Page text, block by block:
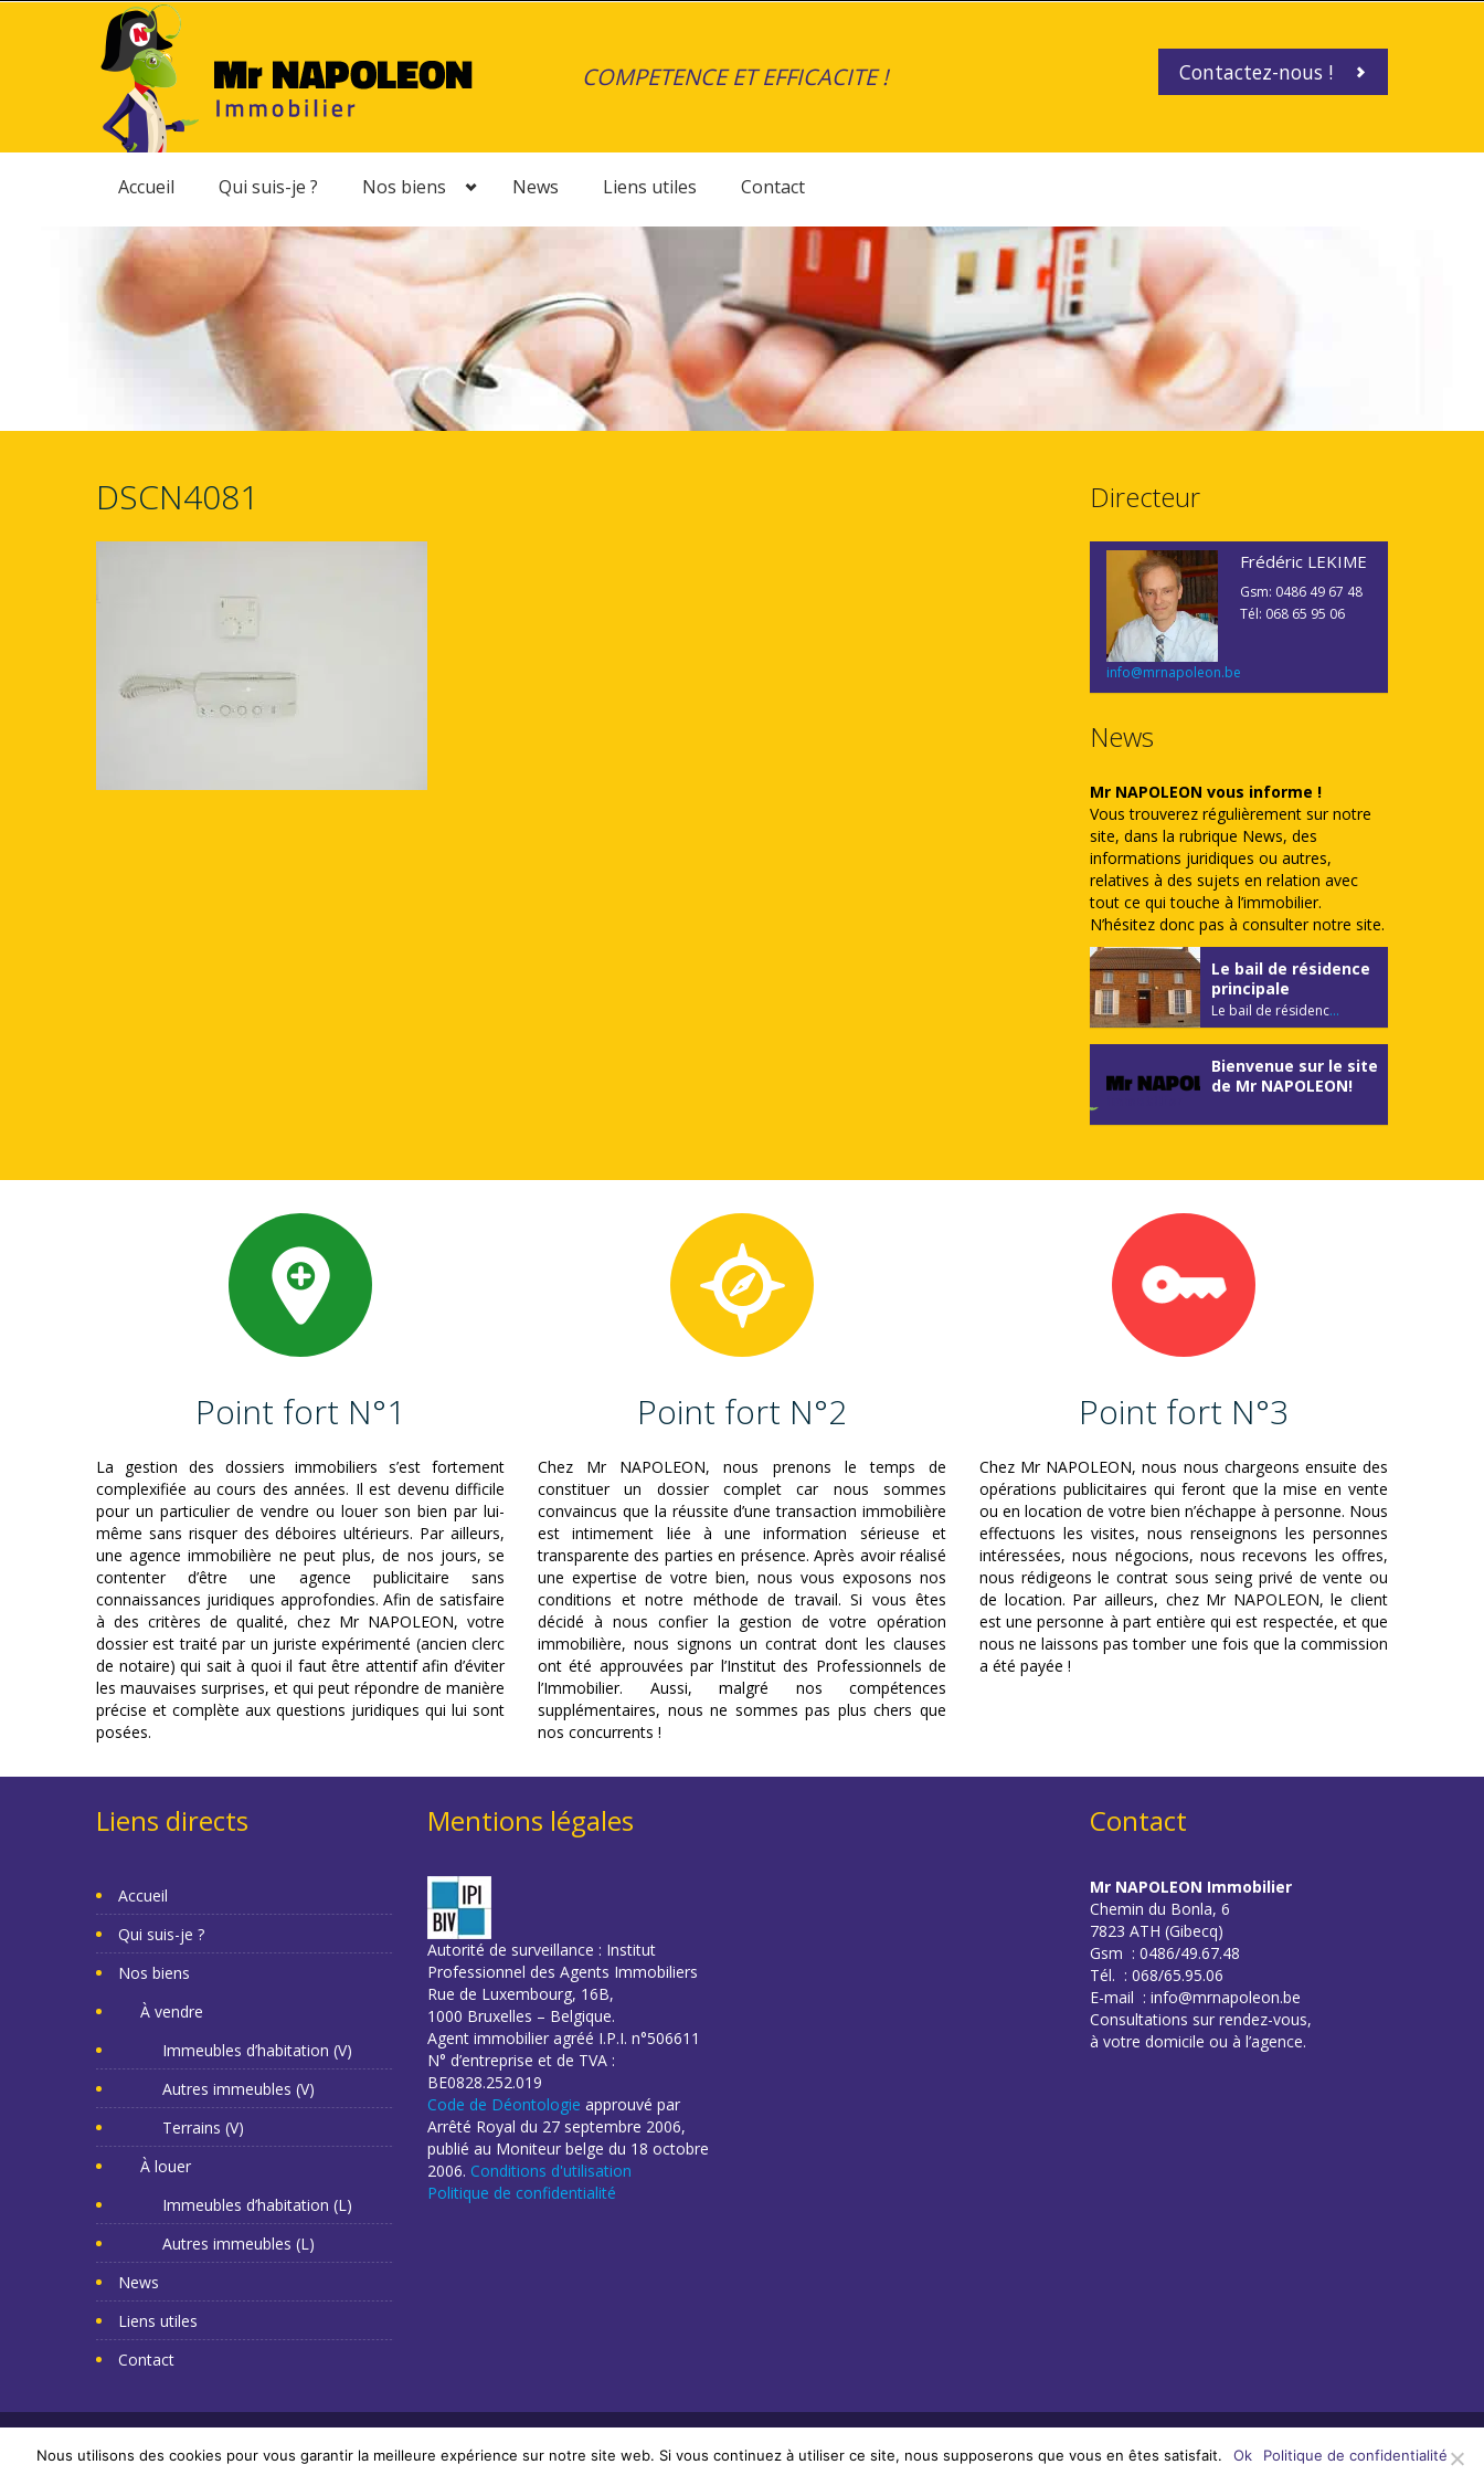
COMPETENCE ET EFFICACITE ! Contactez-nous !
Accueil Qui suis-je ? Nos biens News Liens utiles Contact
DSCN4081 Directeur
Frédéric LEKIME
Gsm: 0486 49 67 48
Tél: 068 65 95 06
info@mrnapoleon.be
News
Mr NAPOLEON vous informe !
Vous trouverez régulièrement sur notre
site, dans la rubrique News, des
informations juridiques ou autres,
relatives à des sujets en relation avec
tout ce qui touche à l’immobilier.
N’hésitez donc pas à consulter notre site.
Le bail de résidence
principale
Le bail de résidenc...
Bienvenue sur le site
de Mr NAPOLEON!
Point fort N°1
La gestion des dossiers immobiliers s’est fortement
complexifiée au cours des années. Il est devenu difficile
pour un particulier de vendre ou louer son bien par lui-
même sans risquer des déboires ultérieurs. Par ailleurs,
une agence immobilière ne peut plus, de nos jours, se
contenter d’être une agence publicitaire sans
connaissances juridiques approfondies. Afin de satisfaire
à des critères de qualité, chez Mr NAPOLEON, votre
dossier est traité par un juriste expérimenté (ancien clerc
de notaire) qui sait à quoi il faut être attentif afin d’éviter
les mauvaises surprises, et qui peut répondre de manière
précise et complète aux questions juridiques qui lui sont
posées.
Point fort N°2
Chez Mr NAPOLEON, nous prenons le temps de
constituer un dossier complet car nous sommes
convaincus que la réussite d’une transaction immobilière
est intimement liée à une information sérieuse et
transparente des parties en présence. Après avoir réalisé
une expertise de votre bien, nous vous exposons nos
conditions et notre méthode de travail. Si vous êtes
décidé à nous confier la gestion de votre opération
immobilière, nous signons un contrat dont les clauses
ont été approuvées par l’Institut des Professionnels de
l’Immobilier. Aussi, malgré nos compétences
supplémentaires, nous ne sommes pas plus chers que
nos concurrents !
Point fort N°3
Chez Mr NAPOLEON, nous nous chargeons ensuite des
opérations publicitaires qui feront que la mise en vente
ou en location de votre bien n’échappe à personne. Nous
effectuons les visites, nous renseignons les personnes
intéressées, nous négocions, nous recevons les offres,
nous rédigeons le contrat sous seing privé de vente ou
de location. Par ailleurs, chez Mr NAPOLEON, le client
est une personne à part entière qui est respectée, et que
nous ne laissons pas tomber une fois que la commission
a été payée !
Liens directs
Accueil
Qui suis-je ?
Nos biens
À vendre
Immeubles d’habitation (V)
Autres immeubles (V)
Terrains (V)
À louer
Immeubles d’habitation (L)
Autres immeubles (L)
News
Liens utiles
Contact
Mentions légales
Autorité de surveillance : Institut
Professionnel des Agents Immobiliers
Rue de Luxembourg, 16B,
1000 Bruxelles – Belgique.
Agent immobilier agréé I.P.I. n°506611
N° d’entreprise et de TVA :
BE0828.252.019
Code de Déontologie approuvé par
Arrêté Royal du 27 septembre 2006,
publié au Moniteur belge du 18 octobre
2006. Conditions d'utilisation
Politique de confidentialité
Contact
Mr NAPOLEON Immobilier
Chemin du Bonla, 6
7823 ATH (Gibecq)
Gsm : 0486/49.67.48
Tél. : 068/65.95.06
E-mail : info@mrnapoleon.be
Consultations sur rendez-vous,
à votre domicile ou à l’agence.
Copyright Mr Napoléon 2014. Tous droits réservés. -Création de sites Internet | ProduWeb
Nous utilisons des cookies pour vous garantir la meilleure expérience sur notre site web. Si vous continuez à utiliser ce site, nous supposerons que vous en êtes satisfait. Ok Politique de confidentialité